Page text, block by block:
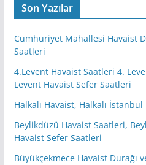
Son Yazılar
Cumhuriyet Mahallesi Havaist
Saatleri
4.Levent Havaist Saatleri 4.
Levent Havaist Sefer Saatleri
Halkalı Havaist, Halkalı İstanbul
Beylikdüzü Havaist Saatleri,
Havaist Sefer Saatleri
Büyükçekmece Havaist Durağı